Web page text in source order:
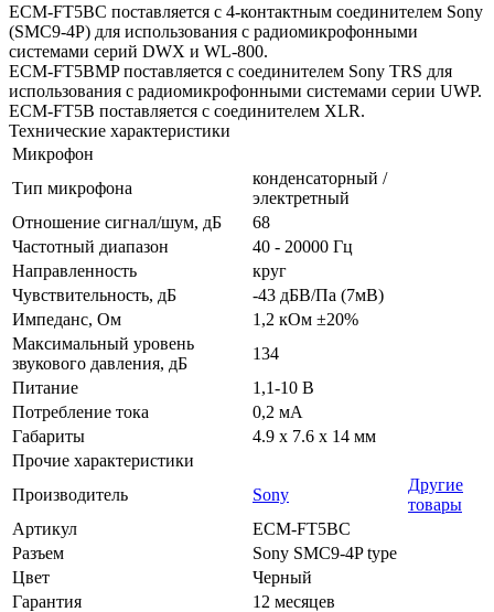
ECM-FT5BC поставляется с 4-контактным соединителем Sony
(SMC9-4P) для использования с радиомикрофонными
системами серий DWX и WL-800.
ECM-FT5BMP поставляется с соединителем Sony TRS для
использования с радиомикрофонными системами серии UWP.
ECM-FT5B поставляется с соединителем XLR.
Технические характеристики
Микрофон
Тип микрофона
конденсаторный /
электретный
Отношение сигнал/шум, дБ
68
Частотный диапазон
40 - 20000 Гц
Направленность
круг
Чувствительность, дБ
-43 дБВ/Па (7мВ)
Импеданс, Ом
1,2 кОм ±20%
Максимальный уровень
звукового давления, дБ
134
Питание
1,1-10 В
Потребление тока
0,2 мА
Габариты
4.9 x 7.6 x 14 мм
Прочие характеристики
Производитель
Sony
Другие
товары
Артикул
ECM-FT5BC
Разъем
Sony SMC9-4P type
Цвет
Черный
Гарантия
12 месяцев